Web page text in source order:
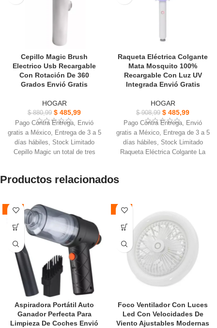
Cepillo Magic Brush
Electrico Usb Recargable
Con Rotación De 360
Grados Envió Gratis
HOGAR
$880,99 $ 485,99
Pago Contra Entrega, Envió
gratis a México, Entrega de 3 a 5
días hábiles, Stock Limitado
Cepillo Magic un total de tres
El cepillo de limpieza eléctrico
Para comenzar a correr, limpieza
de rotación de 360 grados, fácil
de usar, para que la vajilla
El cepillo de limpieza mágico
incluye un limpiador giratorio todo
en uno, 2 cabezales
Raqueta Eléctrica Colgante
Mata Mosquito 100%
Recargable Con Luz UV
Integrada Envió Gratis
HOGAR
$908,99 $ 485,99
Pago Contra Entrega, Envió
gratis a México, Entrega de 3 a 5
días hábiles, Stock Limitado
Raqueta Eléctrica Colgante La
El soporte es plegable, es portátil
y vertical y se puede montar en
la pared para cuidarlo
Productos relacionados
-44%
Aspiradora Portátil Auto
Ganador Perfecta Para
Limpieza De Coches Envió
-53%
Foco Ventilador Con Luces
Led Con Velocidades De
Viento Ajustables Modernas